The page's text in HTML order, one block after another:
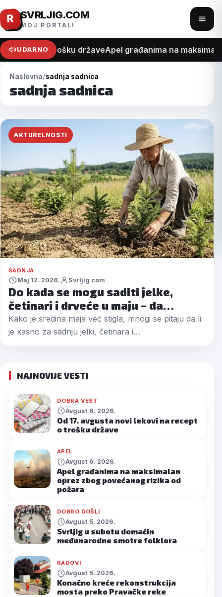
Pređi
na
sadržaj
R SVRLJIG.COM
MOJ PORTAL!
meni
UDARNO
recept o trošku državeApel građanima na
Naslovna sadnja sadnica
sadnja sadnica
AKTURELNOSTI
SADNJA
Maj 12. 2026. Svrljig com
Do kada se mogu saditi jelke,
četinari i drveće u maju – da…
Kako je sredina maja već stigla, mnogi se pitaju da li
je kasno za sadnju jelki, četinara i…
NAJNOVIJE VESTI
DOBRA VEST
Avgust 6. 2026.
Od 17. avgusta novi lekovi na recept
o trošku države
APEL
Avgust 6. 2026.
Apel građanima na maksimalan
oprez zbog povećanog rizika od
požara
DOBRO DOŠLI
Avgust 5. 2026.
Svrljig u subotu domaćin
međunarodne smotre folklora
RADOVI
Avgust 5. 2026.
Konačno kreće rekonstrukcija
mosta preko Pravačke reke